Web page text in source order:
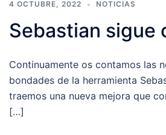
4 OCTUBRE, 2022 NOTICIAS
Sebastian sigue
Continuamente os contamos las
bondades de la herramienta
traemos una nueva mejora que
[…]